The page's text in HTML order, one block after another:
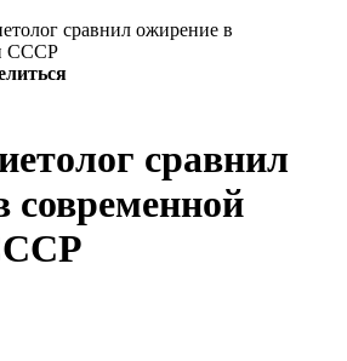
сравнил ожирение в
СССР
сравнил
современной